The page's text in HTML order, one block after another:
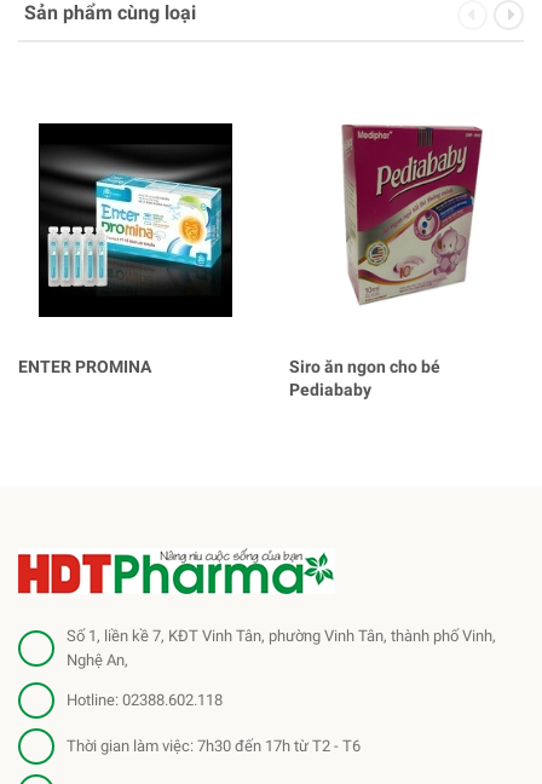
Sản phẩm cùng loại
ENTER PROMINA
Siro ăn ngon cho bé
Pediababy
Số 1, liền kề 7, KĐT Vinh Tân, phường Vinh Tân, thành phố Vinh,
Nghệ An,
Hotline: 02388.602.118
Thời gian làm việc: 7h30 đến 17h từ T2 - T6